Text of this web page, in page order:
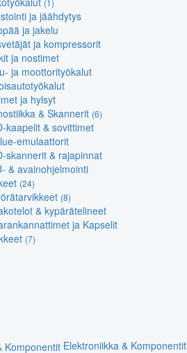
(1)
ja jäähdytys
ja jakelu
ja kompressorit
ja nostimet
ja moottorityökalut
ja hylsyt
& Skannerit (6)
kaapelit & sovittimet
emulaattorit
skannerit & rajapinnat
& avainohjelmointi
(24)
(8)
& kypärätelineet
ja Kapselit
(7)
Elektroniikka & Komponentit